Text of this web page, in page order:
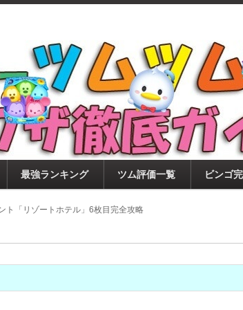
攻略・裏ワザ徹底ガイド
攻略サイト！新ツム・イベント・ピックアップ・
ビンゴ・キャラ評価も丁寧に解説！ツムツムを12
最強ランキング ツム評価一覧 ビンゴ
ト「リゾートホテル」6枚目完全攻略